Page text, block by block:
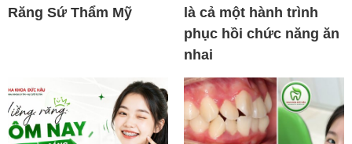
Răng Sứ Thẩm Mỹ
là cả một hành trình
phục hồi chức năng ăn
nhai